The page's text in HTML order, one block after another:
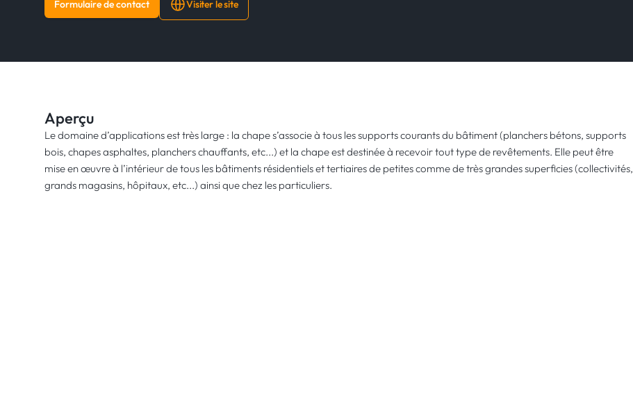
Formulaire de contact Visiter le site
Aperçu
Le domaine d’applications est très large : la chape s’associe à tous les supports courants du bâtiment (planchers bétons, supports
bois, chapes asphaltes, planchers chauffants, etc...) et la chape est destinée à recevoir tout type de revêtements. Elle peut être
mise en œuvre à l’intérieur de tous les bâtiments résidentiels et tertiaires de petites comme de très grandes superficies (collectivités,
grands magasins, hôpitaux, etc...) ainsi que chez les particuliers.